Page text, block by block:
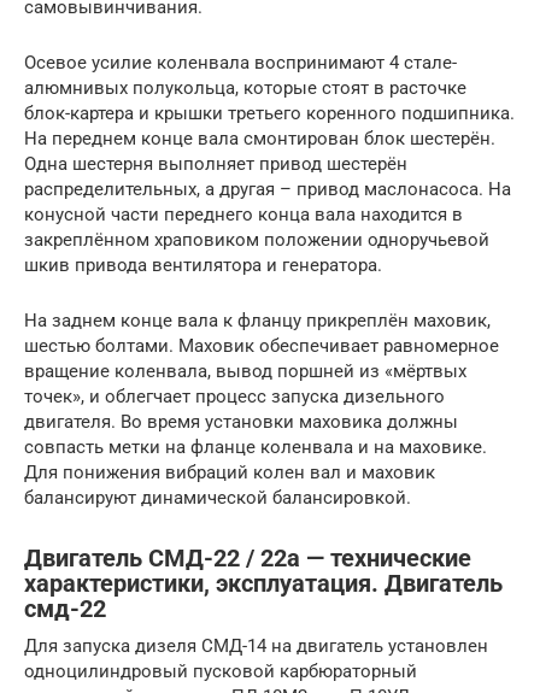
самовывинчивания.
Осевое усилие коленвала воспринимают 4 стале-
алюмнивых полукольца, которые стоят в расточке
блок-картера и крышки третьего коренного подшипника.
На переднем конце вала смонтирован блок шестерён.
Одна шестерня выполняет привод шестерён
распределительных, а другая – привод маслонасоса. На
конусной части переднего конца вала находится в
закреплённом храповиком положении одноручьевой
шкив привода вентилятора и генератора.
На заднем конце вала к фланцу прикреплён маховик,
шестью болтами. Маховик обеспечивает равномерное
вращение коленвала, вывод поршней из «мёртвых
точек», и облегчает процесс запуска дизельного
двигателя. Во время установки маховика должны
совпасть метки на фланце коленвала и на маховике.
Для понижения вибраций колен вал и маховик
балансируют динамической балансировкой.
Двигатель СМД-22 / 22а — технические
характеристики, эксплуатация. Двигатель
смд-22
Для запуска дизеля СМД-14 на двигатель установлен
одноцилиндровый пусковой карбюраторный